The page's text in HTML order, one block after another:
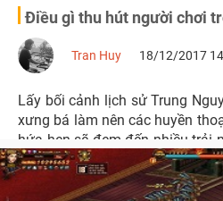
Điều gì thu hút người chơi
Tran Huy 18/12/2017
Lấy bối cảnh lịch sử Trung
xưng bá làm nên các huyền
hứa hẹn sẽ đem đến nhiều trải
phần thú vị đến cho cộng
năm 2017.